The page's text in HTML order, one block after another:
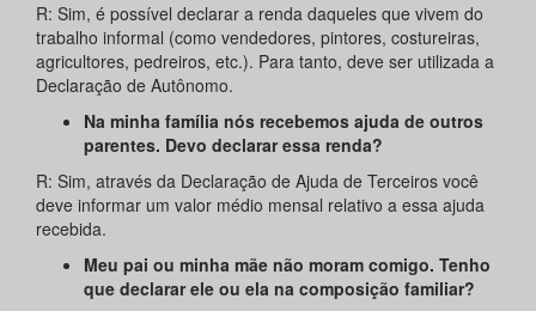
R: Sim, é possível declarar a renda daqueles que vivem do
trabalho informal (como vendedores, pintores, costureiras,
agricultores, pedreiros, etc.). Para tanto, deve ser utilizada a
Declaração de Autônomo.
Na minha família nós recebemos ajuda de outros
parentes. Devo declarar essa renda?
R: Sim, através da Declaração de Ajuda de Terceiros você
deve informar um valor médio mensal relativo a essa ajuda
recebida.
Meu pai ou minha mãe não moram comigo. Tenho
que declarar ele ou ela na composição familiar?